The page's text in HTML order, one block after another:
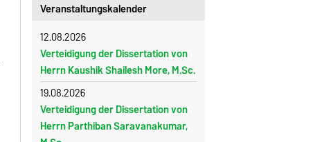
Veranstaltungskalender
12.08.2026
Verteidigung der Dissertation von
Herrn Kaushik Shailesh More, M.Sc.
19.08.2026
Verteidigung der Dissertation von
Herrn Parthiban Saravanakumar,